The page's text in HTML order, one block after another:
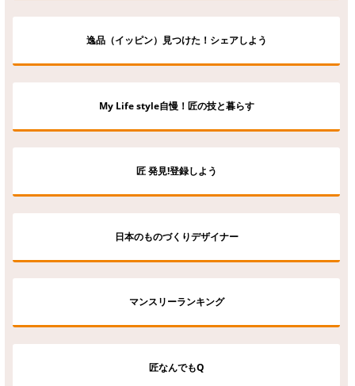
逸品（イッピン）見つけた！シェアしよう
My Life style自慢！匠の技と暮らす
匠 発見!登録しよう
日本のものづくりデザイナー
マンスリーランキング
匠なんでもQ